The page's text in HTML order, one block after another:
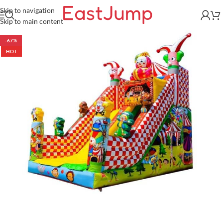
Skip to navigation
Skip to main content
-67%
HOT